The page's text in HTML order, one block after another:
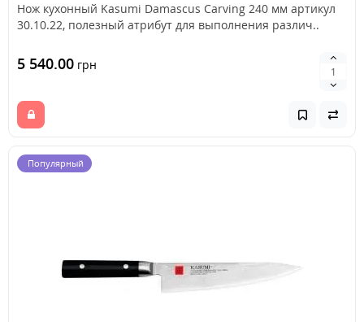
Нож кухонный Kasumi Damascus Carving 240 мм артикул
30.10.22, полезный атрибут для выполнения различ..
5 540.00 грн
Популярный